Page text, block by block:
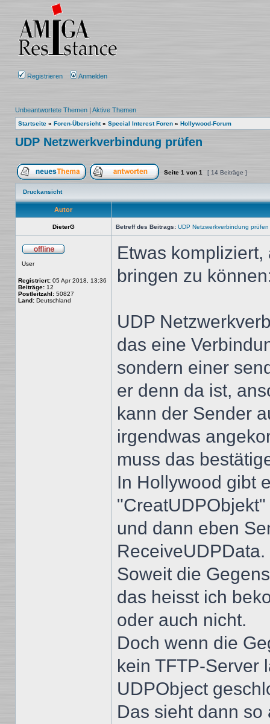
Registrieren Anmelden
Unbeantwortete Themen | Aktive Themen
Startseite » Foren-Übersicht» Special Interest Foren » Hollywood-Forum
UDP Netzwerkverbindung prüfen
Ein neues Thema erstellenAuf das Thema antworten
Seite 1 von 1 [ 14 Beiträge ]
Druckansicht
Autor
DieterG Betreff des Beitrags: UDP Netzwerkverbindung prüfen
User
Registriert: 05 Apr 2018, 13:36
Beiträge: 12
Postleitzahl: 50827
Land: Deutschland
Etwas
bringen zu
UDP
das eine
sondern einer
er denn da ist,
kann der Sender
irgendwas
muss das
In Hollywood gibt
und dann eben
ReceiveUDPData.
Soweit die
das heisst ich
oder auch nicht.
Doch wenn die
kein TFTP-Server
UDPObject
Das sieht dann